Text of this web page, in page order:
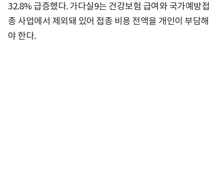
32.8% 급증했다. 가다실9는 건강보험 급여와 국가예방접
종 사업에서 제외돼 있어 접종 비용 전액을 개인이 부담해
야 한다.